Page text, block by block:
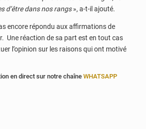
d’être dans nos rangs», a-t-il ajouté.
encore répondu aux affirmations de
Une réaction de sa part est en tout cas
l’opinion sur les raisons qui ont motivé
en direct sur notre chaîne WHATSAPP